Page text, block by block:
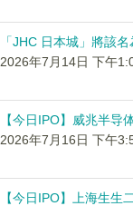
「JHC 日本城」將該名
2026年7月14日 下午
【今日IPO】威兆半导
2026年7月16日 下午
【今日IPO】上海生生